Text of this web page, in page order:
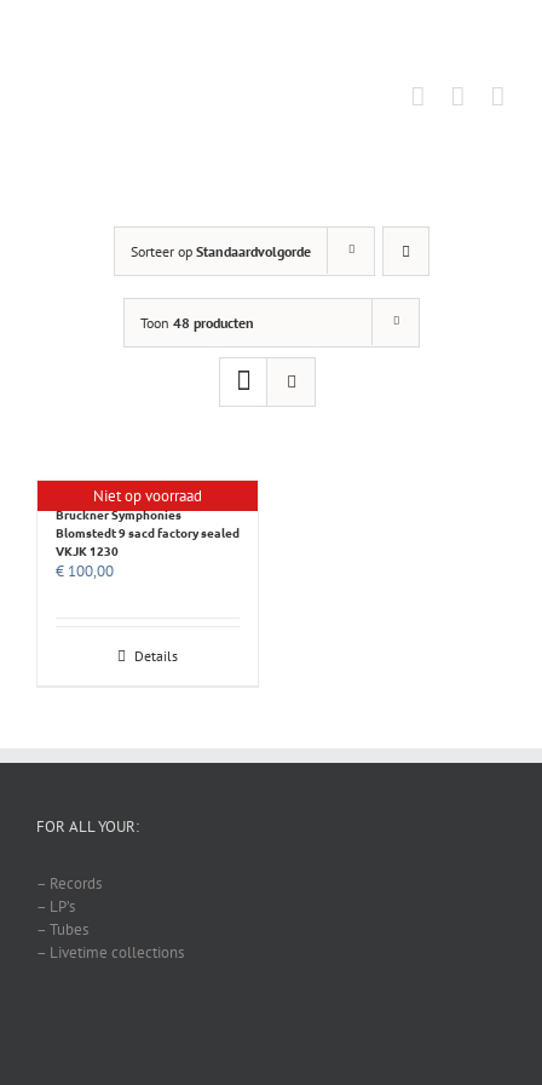
Sorteer op Standaardvolgorde
Toon 48 producten
Niet op voorraad
Bruckner Symphonies
Blomstedt 9 sacd factory sealed
VKJK 1230
€ 100,00
Details
FOR ALL YOUR:
– Records
– LP’s
– Tubes
– Livetime collections